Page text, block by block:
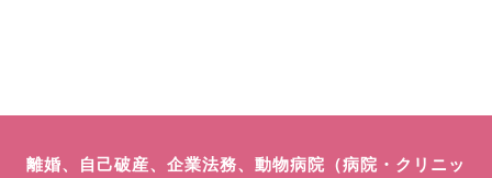
離婚、自己破産、企業法務、動物病院（病院・クリニッ